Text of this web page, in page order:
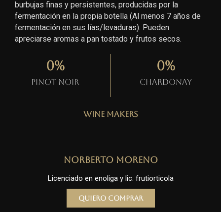
burbujas finas y persistentes, producidas por la
fermentación en la propia botella (Al menos 7 años de
fermentación en sus lías/levaduras). Pueden
apreciarse aromas a pan tostado y frutos secos.
Pinot Noir
0%
Chardonay
0%
Wine Makers
Norberto Moreno
Licenciado en enoliga y lic. frutiorticola
Quiero comprar